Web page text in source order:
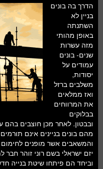
חברה
חלל ומדעי כדור הארץ
עתידנות
סקירות ספרים
טעימות מדע
הדרך בה בונים
בניין לא
השתנתה
באופן מהותי
מזה עשרות
שנים- בונים
עמודים על
יסודות,
משלבים ברזל
ואז ממלאים
את המרווחים
בבלוקים
ובבטון. לאחר מכן חוצבים בהם
מהם בונים בניינים אינם
והמשאבים אשר מופנים לחימום
יזם ישראלי בשם רוני זוהר חבר